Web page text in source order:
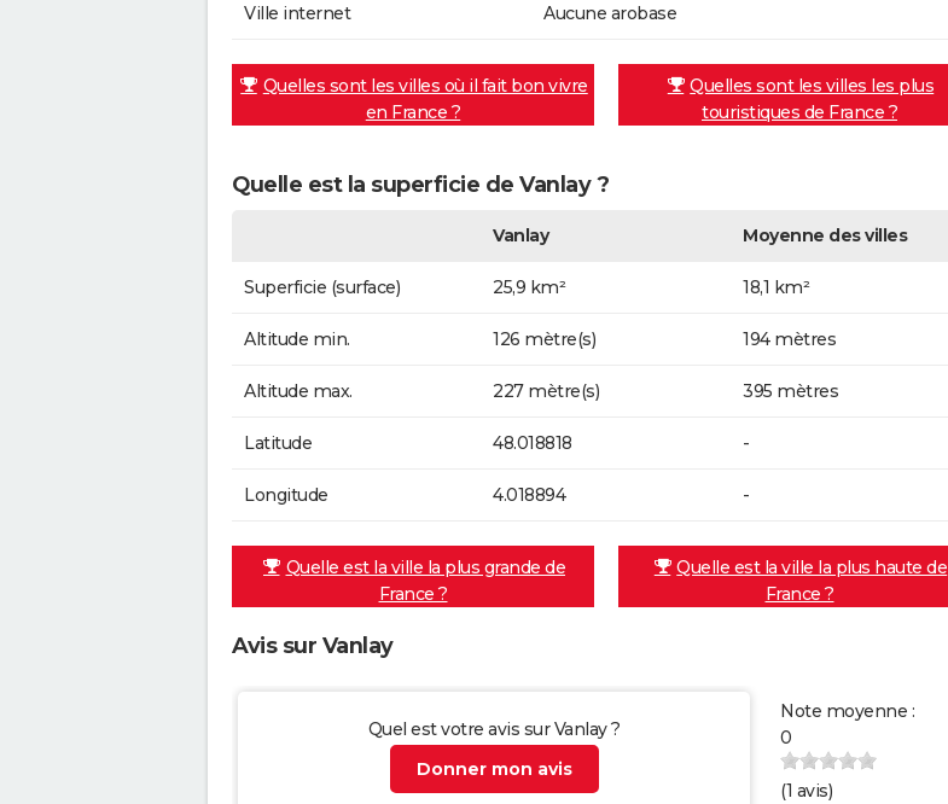
Ville internet Aucune arobase
Quelles sont les villes où il fait bon vivre
en France ?
Quelles sont les villes les plus
touristiques de France ?
Quelle est la superficie de Vanlay ?
Vanlay Moyenne des villes
Superficie (surface) 25,9 km² 18,1 km²
Altitude min. 126 mètre(s) 194 mètres
Altitude max. 227 mètre(s) 395 mètres
Latitude 48.018818 -
Longitude 4.018894 -
Quelle est la ville la plus grande de
France ?
Quelle est la ville la plus haute de
France ?
Avis sur Vanlay
Quel est votre avis sur Vanlay ?
Donner mon avis
Note moyenne :
0
(1 avis)